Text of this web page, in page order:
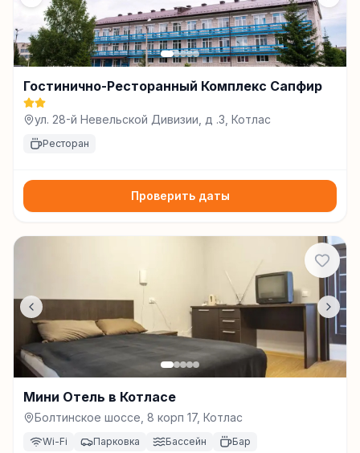
Гостинично-Ресторанный Комплекс Сапфир
ул. 28-й Невельской Дивизии, д .3, Котлас
Ресторан
Проверить даты
Мини Отель в Котласе
Болтинское шоссе, 8 корп 17, Котлас
Wi-Fi Парковка Бассейн Бар